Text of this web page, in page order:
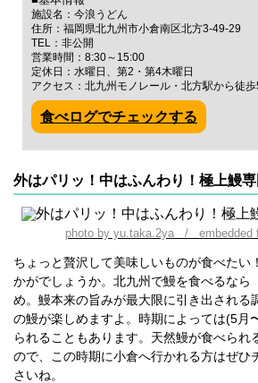
施設名：今浪うどん
住所：福岡県北九州市小倉南区北方3-49-29
TEL：非公開
営業時間：8:30～15:00
定休日：水曜日、第2・第4木曜日
アクセス：北九州モノレール・北方駅から徒
食べログでチェックする
外はパリッ！中はふんわり！極上鰻専
photo by yu.taka.2ya / embedded
ちょっと贅沢して美味しいものが食べたい
かがでしょうか。北九州で鰻を食べるなら
め。鰻本来の旨みが最大限に引き出される
の鰻が楽しめますよ。時期によっては(5月
られることもあります。天然鰻が食べられ
ので、この時期に小倉へ行かれる方はぜひ
さいね。